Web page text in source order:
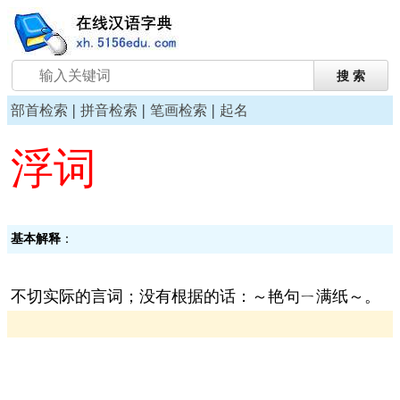
部首检索 | 拼音检索 | 笔画检索 | 起名
浮词
基本解释 ：
不切实际的言词；没有根据的话：～艳句ㄧ满纸～。